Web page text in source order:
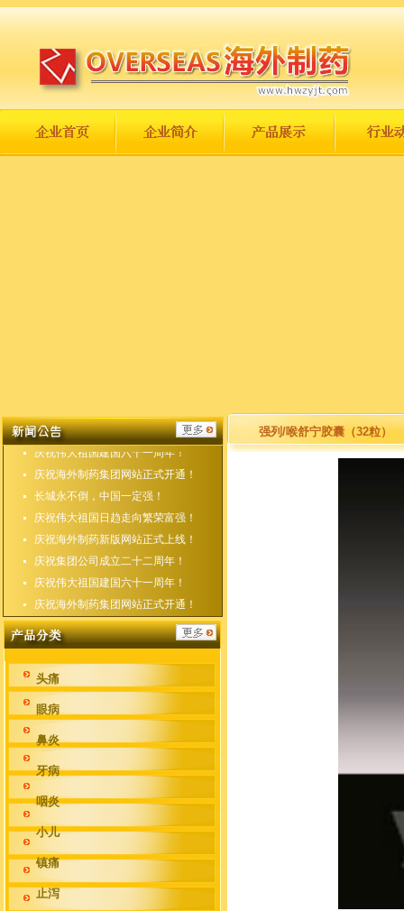
庆祝集团公司成立二十二周年！
庆祝伟大祖国建国六十一周年！
庆祝海外制药集团网站正式开通！
长城永不倒，中国一定强！
庆祝伟大祖国日趋走向繁荣富强！
庆祝海外制药新版网站正式上线！
庆祝集团公司成立二十二周年！
庆祝伟大祖国建国六十一周年！
庆祝海外制药集团网站正式开通！
头痛
眼病
鼻炎
牙病
咽炎
小儿
镇痛
止泻
强列/喉舒宁胶囊（32粒）